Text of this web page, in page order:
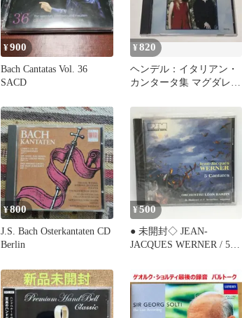
¥900
Bach Cantatas Vol. 36
SACD
¥820
ヘンデル：イタリアン・
カンタータ集 マグダレー
◇4
¥800
J.S. Bach Osterkantaten CD
Berlin
¥500
● 未開封◇ JEAN-
JACQUES WERNER / 5
XCD クラシック 声楽 カ
ンタータ